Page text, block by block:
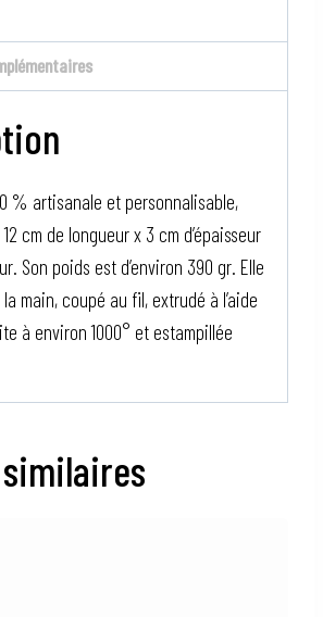
% artisanale et personnalisable,
cm de longueur x 3 cm d’épaisseur
Son poids est d’environ 390 gr. Elle
main, coupé au fil, extrudé à l’aide
à environ 1000° et estampillée